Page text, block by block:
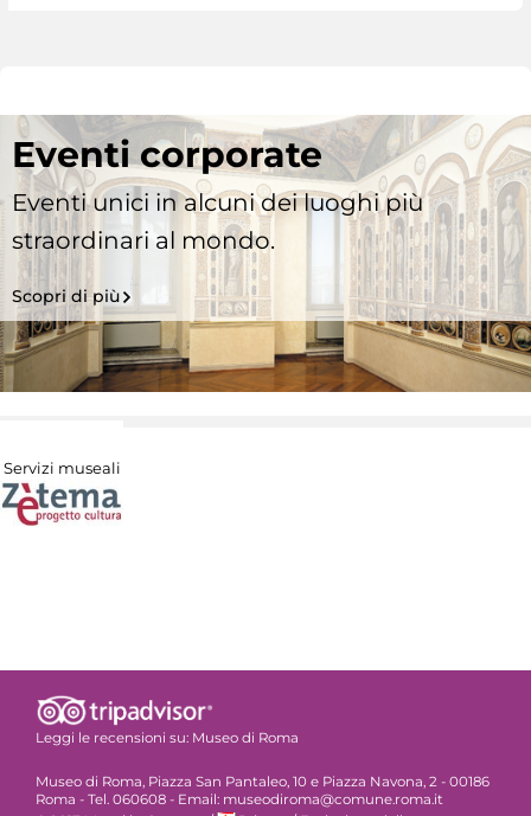
Eventi corporate
Eventi unici in alcuni dei luoghi più
straordinari al mondo.
Scopri di più
Servizi museali
Leggi le recensioni su: Museo di Roma
Museo di Roma, Piazza San Pantaleo, 10 e Piazza Navona, 2 - 00186
Roma - Tel. 060608 - Email: museodiroma@comune.roma.it